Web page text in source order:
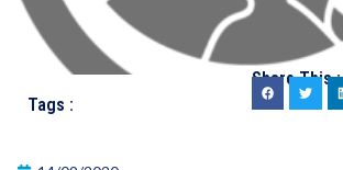
Tags :
Share This :